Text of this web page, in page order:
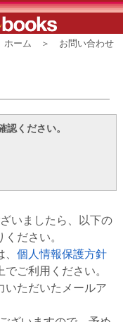
ホーム ＞ お問い合わせ
ください。
いましたら、以下の
ださい。
個人情報保護方針
ご利用ください。
いただいたメールア